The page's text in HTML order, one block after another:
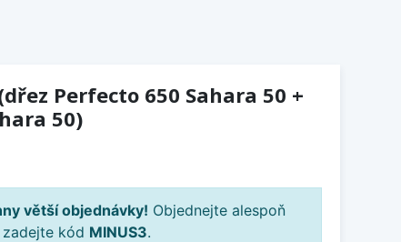
Perfecto 650 Sahara 50 +
50)
větší objednávky! Objednejte alespoň
kód MINUS3.